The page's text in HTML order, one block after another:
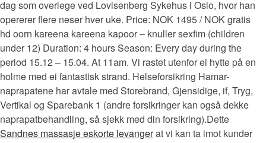
dag som overlege ved Lovisenberg Sykehus i Oslo, hvor han
opererer flere neser hver uke. Price: NOK 1495 / NOK gratis
hd oorn kareena kareena kapoor – knuller sexfim (children
under 12) Duration: 4 hours Season: Every day during the
period 15.12 – 15.04. At 11am. Vi rastet utenfor ei hytte på en
holme med ei fantastisk strand. Helseforsikring Hamar-
naprapatene har avtale med Storebrand, Gjensidige, if, Tryg,
Vertikal og Sparebank 1 (andre forsikringer kan også dekke
naprapatbehandling, så sjekk med din forsikring).Dette
Sandnes massasje eskorte levangerat vi kan ta imot kunder